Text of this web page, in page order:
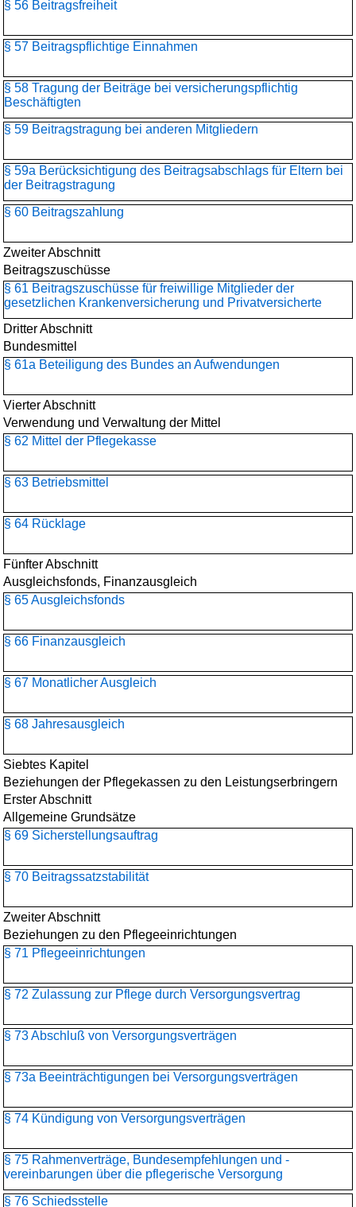
§ 56 Beitragsfreiheit
§ 57 Beitragspflichtige Einnahmen
§ 58 Tragung der Beiträge bei versicherungspflichtig
Beschäftigten
§ 59 Beitragstragung bei anderen Mitgliedern
§ 59a Berücksichtigung des Beitragsabschlags für Eltern bei
der Beitragstragung
§ 60 Beitragszahlung
Zweiter Abschnitt
Beitragszuschüsse
§ 61 Beitragszuschüsse für freiwillige Mitglieder der
gesetzlichen Krankenversicherung und Privatversicherte
Dritter Abschnitt
Bundesmittel
§ 61a Beteiligung des Bundes an Aufwendungen
Vierter Abschnitt
Verwendung und Verwaltung der Mittel
§ 62 Mittel der Pflegekasse
§ 63 Betriebsmittel
§ 64 Rücklage
Fünfter Abschnitt
Ausgleichsfonds, Finanzausgleich
§ 65 Ausgleichsfonds
§ 66 Finanzausgleich
§ 67 Monatlicher Ausgleich
§ 68 Jahresausgleich
Siebtes Kapitel
Beziehungen der Pflegekassen zu den Leistungserbringern
Erster Abschnitt
Allgemeine Grundsätze
§ 69 Sicherstellungsauftrag
§ 70 Beitragssatzstabilität
Zweiter Abschnitt
Beziehungen zu den Pflegeeinrichtungen
§ 71 Pflegeeinrichtungen
§ 72 Zulassung zur Pflege durch Versorgungsvertrag
§ 73 Abschluß von Versorgungsverträgen
§ 73a Beeinträchtigungen bei Versorgungsverträgen
§ 74 Kündigung von Versorgungsverträgen
§ 75 Rahmenverträge, Bundesempfehlungen und -
vereinbarungen über die pflegerische Versorgung
§ 76 Schiedsstelle